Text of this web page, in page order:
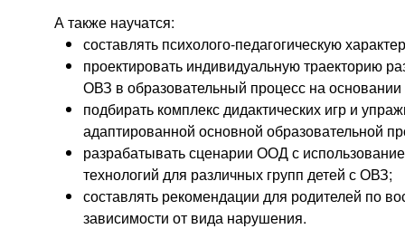
А также научатся:
составлять психолого-педагогическую
проектировать индивидуальную траекторию
ОВЗ в образовательный процесс на
подбирать комплекс дидактических игр и
адаптированной основной образовательной
разрабатывать сценарии ООД с
технологий для различных групп детей с ОВЗ;
составлять рекомендации для родителей по
зависимости от вида нарушения.